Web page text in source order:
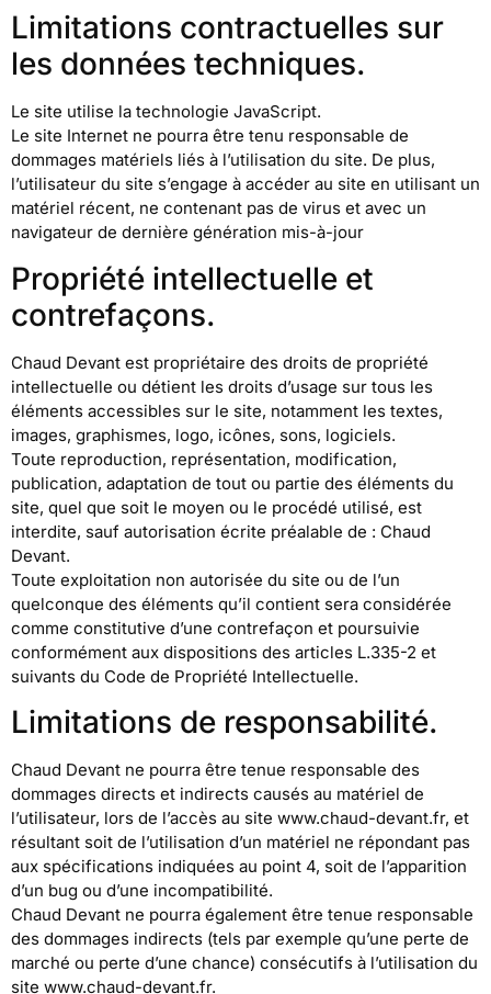
Limitations contractuelles sur
les données techniques.
Le site utilise la technologie JavaScript.
Le site Internet ne pourra être tenu responsable de
dommages matériels liés à l’utilisation du site. De plus,
l’utilisateur du site s’engage à accéder au site en utilisant un
matériel récent, ne contenant pas de virus et avec un
navigateur de dernière génération mis-à-jour
Propriété intellectuelle et
contrefaçons.
Chaud Devant est propriétaire des droits de propriété
intellectuelle ou détient les droits d’usage sur tous les
éléments accessibles sur le site, notamment les textes,
images, graphismes, logo, icônes, sons, logiciels.
Toute reproduction, représentation, modification,
publication, adaptation de tout ou partie des éléments du
site, quel que soit le moyen ou le procédé utilisé, est
interdite, sauf autorisation écrite préalable de : Chaud
Devant.
Toute exploitation non autorisée du site ou de l’un
quelconque des éléments qu’il contient sera considérée
comme constitutive d’une contrefaçon et poursuivie
conformément aux dispositions des articles L.335-2 et
suivants du Code de Propriété Intellectuelle.
Limitations de responsabilité.
Chaud Devant ne pourra être tenue responsable des
dommages directs et indirects causés au matériel de
l’utilisateur, lors de l’accès au site www.chaud-devant.fr, et
résultant soit de l’utilisation d’un matériel ne répondant pas
aux spécifications indiquées au point 4, soit de l’apparition
d’un bug ou d’une incompatibilité.
Chaud Devant ne pourra également être tenue responsable
des dommages indirects (tels par exemple qu’une perte de
marché ou perte d’une chance) consécutifs à l’utilisation du
site www.chaud-devant.fr.